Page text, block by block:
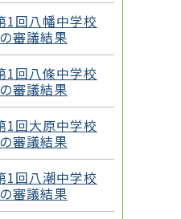
1回八幡中学校
審議結果
1回八條中学校
審議結果
1回大原中学校
審議結果
1回八潮中学校
審議結果